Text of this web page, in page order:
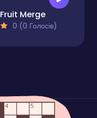
Fruit Merge
0 (0 Голосів)